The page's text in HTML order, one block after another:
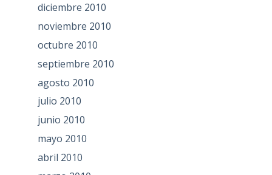
diciembre 2010
noviembre 2010
octubre 2010
septiembre 2010
agosto 2010
julio 2010
junio 2010
mayo 2010
abril 2010